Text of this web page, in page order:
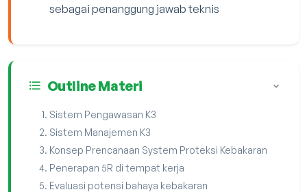
sebagai penanggung jawab teknis
Outline Materi
Sistem Pengawasan K3
Sistem Manajemen K3
Konsep Prencanaan System Proteksi Kebakaran
Penerapan 5R di tempat kerja
Evaluasi potensi bahaya kebakaran